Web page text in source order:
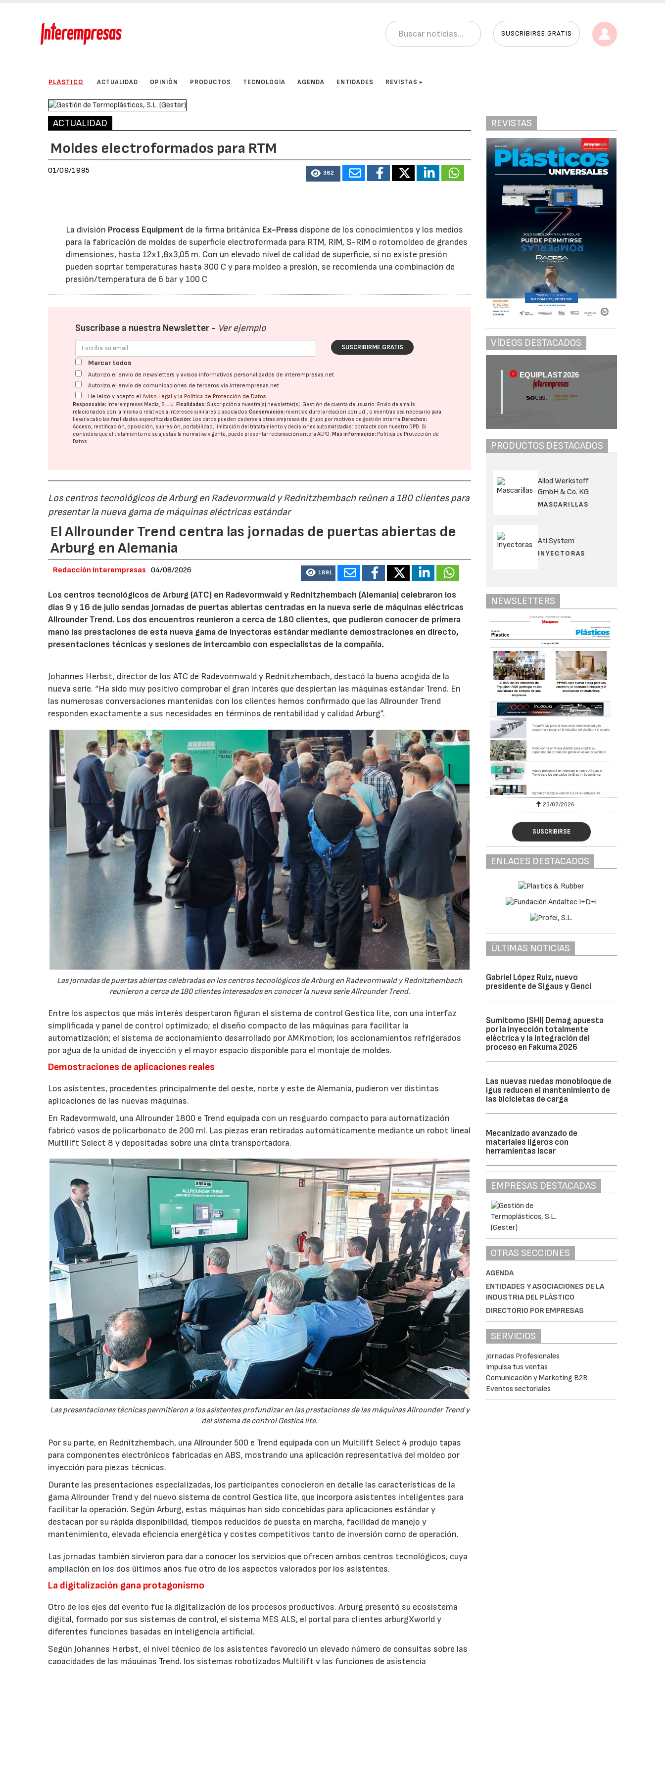
SUSCRIBIRSE GRATIS
PLÁSTICO ACTUALIDAD OPINIÓN PRODUCTOS TECNOLOGÍA AGENDA ENTIDADES REVISTAS
ACTUALIDAD
Moldes electroformados para RTM
01/09/1995 382
La división Process Equipment de la firma británica Ex-Press dispone de los conocimientos y los medios
para la fabricación de moldes de superficie electroformada para RTM, RIM, S-RIM o rotomoldeo de grandes
dimensiones, hasta 12x1,8x3,05 m. Con un elevado nivel de calidad de superficie, si no existe presión
pueden soprtar temperaturas hasta 300 C y para moldeo a presión, se recomienda una combinación de
presión/temperatura de 6 bar y 100 C
Suscríbase a nuestra Newsletter - Ver ejemplo
SUSCRIBIRME GRATIS
Marcar todos
Autorizo el envío de newsletters y avisos informativos personalizados de interempresas.net
Autorizo el envío de comunicaciones de terceros vía interempresas.net
He leído y acepto elAviso Legal y la Política de Protección de Datos
Responsable: Interempresas Media, S.L.U.Finalidades: Suscripción a nuestra(s) newsletter(s). Gestión de cuenta de usuario. Envío de emails
relacionados con la misma o relativos a intereses similares o asociados.Conservación: mientras dure la relación con Ud., o mientras sea necesario para
llevar a cabo las finalidades especificadasCesión: Los datos pueden cederse a otras empresas del grupo por motivos de gestión interna.Derechos:
Acceso, rectificación, oposición, supresión, portabilidad, limitación del tratatamiento y decisiones automatizadas: contacte con nuestro DPD. Si
considera que el tratamiento no se ajusta a la normativa vigente, puede presentar reclamación ante laAEPD.Más información: Política de Protección de
Datos
Los centros tecnológicos de Arburg en Radevormwald y Rednitzhembach reúnen a 180 clientes para
presentar la nueva gama de máquinas eléctricas estándar
El Allrounder Trend centra las jornadas de puertas abiertas de
Arburg en Alemania
Redacción Interempresas 04/08/2026 1891
Los centros tecnológicos de Arburg (ATC) en Radevormwald y Rednitzhembach (Alemania) celebraron los
días 9 y 16 de julio sendas jornadas de puertas abiertas centradas en la nueva serie de máquinas eléctricas
Allrounder Trend. Los dos encuentros reunieron a cerca de 180 clientes, que pudieron conocer de primera
mano las prestaciones de esta nueva gama de inyectoras estándar mediante demostraciones en directo,
presentaciones técnicas y sesiones de intercambio con especialistas de la compañía.
Johannes Herbst, director de los ATC de Radevormwald y Rednitzhembach, destacó la buena acogida de la
nueva serie. “Ha sido muy positivo comprobar el gran interés que despiertan las máquinas estándar Trend. En
las numerosas conversaciones mantenidas con los clientes hemos confirmado que las Allrounder Trend
responden exactamente a sus necesidades en términos de rentabilidad y calidad Arburg”.
Las jornadas de puertas abiertas celebradas en los centros tecnológicos de Arburg en Radevormwald y Rednitzhembach
reunieron a cerca de 180 clientes interesados en conocer la nueva serie Allrounder Trend.
Entre los aspectos que más interés despertaron figuran el sistema de control Gestica lite, con una interfaz
simplificada y panel de control optimizado; el diseño compacto de las máquinas para facilitar la
automatización; el sistema de accionamiento desarrollado por AMKmotion; los accionamientos refrigerados
por agua de la unidad de inyección y el mayor espacio disponible para el montaje de moldes.
Demostraciones de aplicaciones reales
Los asistentes, procedentes principalmente del oeste, norte y este de Alemania, pudieron ver distintas
aplicaciones de las nuevas máquinas.
En Radevormwald, una Allrounder 1800 e Trend equipada con un resguardo compacto para automatización
fabricó vasos de policarbonato de 200 ml. Las piezas eran retiradas automáticamente mediante un robot lineal
Multilift Select 8 y depositadas sobre una cinta transportadora.
Las presentaciones técnicas permitieron a los asistentes profundizar en las prestaciones de las máquinas Allrounder Trend y
del sistema de control Gestica lite.
Por su parte, en Rednitzhembach, una Allrounder 500 e Trend equipada con un Multilift Select 4 produjo tapas
para componentes electrónicos fabricadas en ABS, mostrando una aplicación representativa del moldeo por
inyección para piezas técnicas.
Durante las presentaciones especializadas, los participantes conocieron en detalle las características de la
gama Allrounder Trend y del nuevo sistema de control Gestica lite, que incorpora asistentes inteligentes para
facilitar la operación. Según Arburg, estas máquinas han sido concebidas para aplicaciones estándar y
destacan por su rápida disponibilidad, tiempos reducidos de puesta en marcha, facilidad de manejo y
mantenimiento, elevada eficiencia energética y costes competitivos tanto de inversión como de operación.
Las jornadas también sirvieron para dar a conocer los servicios que ofrecen ambos centros tecnológicos, cuya
ampliación en los dos últimos años fue otro de los aspectos valorados por los asistentes.
La digitalización gana protagonismo
Otro de los ejes del evento fue la digitalización de los procesos productivos. Arburg presentó su ecosistema
digital, formado por sus sistemas de control, el sistema MES ALS, el portal para clientes arburgXworld y
diferentes funciones basadas en inteligencia artificial.
Según Johannes Herbst, el nivel técnico de los asistentes favoreció un elevado número de consultas sobre las
capacidades de las máquinas Trend, los sistemas robotizados Multilift y las funciones de asistencia
REVISTAS
VÍDEOS DESTACADOS
EQUIPLAST 2026
PRODUCTOS DESTACADOS
Allod Werkstoff
GmbH & Co. KG
MASCARILLAS
Ati System
INYECTORAS
NEWSLETTERS
23/07/2026 30/07/2026 23/07/2026
SUSCRIBIRSE
ENLACES DESTACADOS
ÚLTIMAS NOTICIAS
Gabriel López Ruiz, nuevo
presidente de Sigaus y Genci
Sumitomo (SHI) Demag apuesta
por la inyección totalmente
eléctrica y la integración del
proceso en Fakuma 2026
Las nuevas ruedas monobloque de
igus reducen el mantenimiento de
las bicicletas de carga
Mecanizado avanzado de
materiales ligeros con
herramientas Iscar
EMPRESAS DESTACADAS
OTRAS SECCIONES
AGENDA
ENTIDADES Y ASOCIACIONES DE LA
INDUSTRIA DEL PLÁSTICO
DIRECTORIO POR EMPRESAS
SERVICIOS
Jornadas Profesionales
Impulsa tus ventas
Comunicación y Marketing B2B
Eventos sectoriales